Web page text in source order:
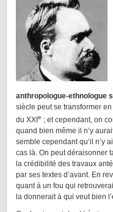
anthropologue-ethnologue
siècle peut se transformer
du XXI e ; et cependant, on
quand bien même il n’y
semble cependant qu’il n’y
cas là. On peut déraisonner
la crédibilité des travaux
par ses textes d’avant. En
quant à un fou qui
la donnerait à qui veut bien